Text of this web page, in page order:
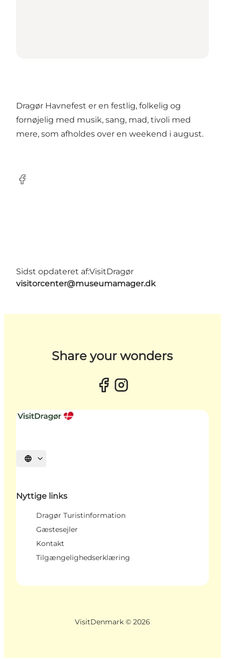
Dragør Havnefest er en festlig, folkelig og
fornøjelig med musik, sang, mad, tivoli med
mere, som afholdes over en weekend i august.
Facebook
Sidst opdateret af:VisitDragør
visitorcenter@museumamager.dk
Share your wonders
Vælg sprog
Nyttige links
Dragør Turistinformation
Gæstesejler
Kontakt
Tilgængelighedserklæring
VisitDenmark © 2026